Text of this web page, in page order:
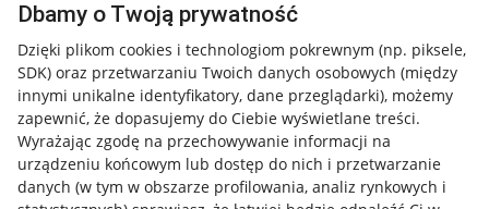
Dbamy o Twoją prywatność
Dzięki plikom cookies i technologiom pokrewnym (np. piksele,
SDK) oraz przetwarzaniu Twoich danych osobowych (między
innymi unikalne identyfikatory, dane przeglądarki), możemy
zapewnić, że dopasujemy do Ciebie wyświetlane treści.
Wyrażając zgodę na przechowywanie informacji na
urządzeniu końcowym lub dostęp do nich i przetwarzanie
danych (w tym w obszarze profilowania, analiz rynkowych i